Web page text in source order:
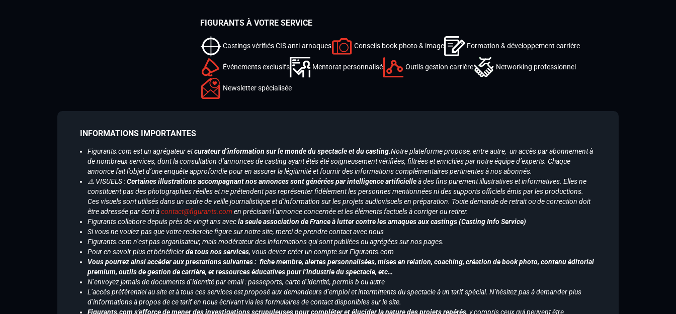
FIGURANTS À VOTRE SERVICE
Castings vérifiés CIS anti-arnaques Conseils book photo & image Formation & développement carrière
Événements exclusifs Mentorat personnalisé Outils gestion carrière Networking professionnel
Newsletter spécialisée
INFORMATIONS IMPORTANTES
Figurants.com est un agrégateur etcurateur d’information sur le monde du spectacle et du casting.Notre plateforme propose, entre autre, un accès par abonnement à
de nombreux services, dont la consultation d’annonces de casting ayant étés été soigneusement vérifiées, filtrées et enrichies par notre équipe d’experts. Chaque
annonce fait l’objet d’une enquête approfondie pour en assurer la légitimité et fournir des informations complémentaires pertinentes à nos abonnés.
⚠️ VISUELS :Certaines illustrations accompagnant nos annonces sont générées par intelligence artificielleà des fins purement illustratives et informatives. Elles ne
constituent pas des photographies réelles et ne prétendent pas représenter fidèlement les personnes mentionnées ni des supports officiels émis par les productions.
Ces visuels sont utilisés dans un cadre de veille journalistique et d’information sur les projets audiovisuels en préparation. Toute demande de retrait ou de correction doit
être adressée par écrit àcontact@figurants.com en précisant l’annonce concernée et les éléments factuels à corriger ou retirer.
Figurants collabore depuis près de vingt ans avecla seule association de France à lutter contre les arnaques aux castings (Casting Info Service)
Si vous ne voulez pas que votre recherche figure sur notre site, merci de prendre contact avec nous
Figurants.com n’est pas organisateur, mais modérateur des informations qui sont publiées ou agrégées sur nos pages.
Pour en savoir plus et bénéficierde tous nos services, vous devez créer un compte sur Figurants.com
Vous pourrez ainsi accéder aux prestations suivantes : fiche membre, alertes personnalisées, mises en relation, coaching, création de book photo, contenu éditorial
premium, outils de gestion de carrière, et ressources éducatives pour l’industrie du spectacle, etc…
N’envoyez jamais de documents d’identité par email : passeports, carte d’identité, permis b ou autre
L’accès préférentiel au site et à tous ces services est proposé aux demandeurs d’emploi et intermittents du spectacle à un tarif spécial. N’hésitez pas à demander plus
d’informations à propos de ce tarif en nous écrivant via les formulaires de contact disponibles sur le site.
Figurants.com s’efforce de mener des investigations scrupuleuses pour compléter et élucider la nature des projets repérés, y compris ceux qui peuvent être